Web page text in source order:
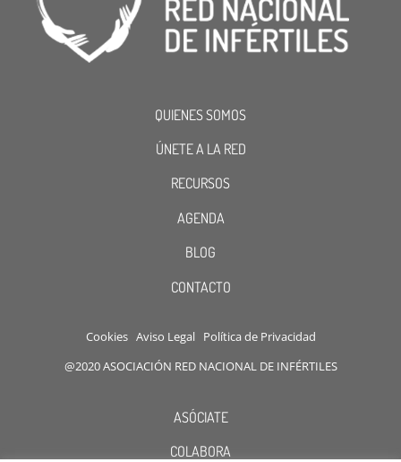
QUIENES SOMOS
ÚNETE A LA RED
RECURSOS
AGENDA
BLOG
CONTACTO
Cookies Aviso Legal Política de Privacidad
@2020 ASOCIACIÓN RED NACIONAL DE INFÉRTILES
ASÓCIATE
COLABORA